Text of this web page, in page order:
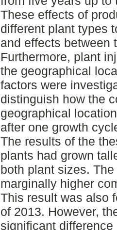
These effects of
different plant types
and effects between
Furthermore, plant
the geographical
factors were
distinguish how the
geographical
after one growth
The results of the
plants had grown
both plant sizes.
marginally higher
This result was also
of 2013. However,
significant